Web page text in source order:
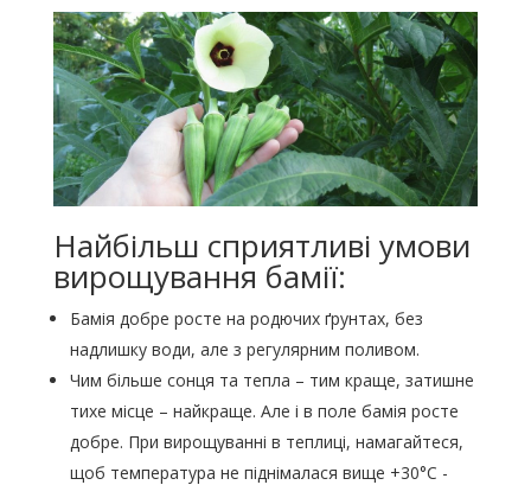
Найбільш сприятливі умови
вирощування бамії:
Бамія добре росте на родючих ґрунтах, без
надлишку води, але з регулярним поливом.
Чим більше сонця та тепла – тим краще, затишне
тихе місце – найкраще. Але і в поле бамія росте
добре. При вирощуванні в теплиці, намагайтеся,
щоб температура не піднімалася вище +30°С -